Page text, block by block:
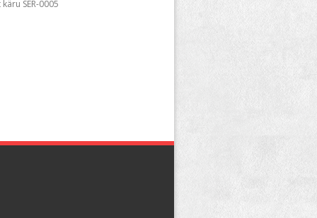
SER-0005